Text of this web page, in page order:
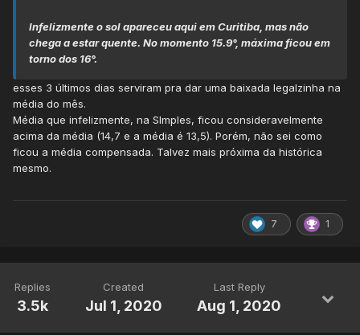
Infelizmente o sol apareceu aqui em Curitiba, mas não
chega a estar quente. No momento 15.9°, máxima ficou em
torno dos 16°.
esses 3 últimos dias serviram pra dar uma baixada legalzinha na
média do mês.
Média que infelizmente, na SImples, ficou consideravelmente
acima da média (14,7 e a média é 13,5). Porém, não sei como
ficou a média compensada. Talvez mais próxima da histórica
mesmo.
7 1
Replies
3.5k
Created
Jul 1, 2020
Last Reply
Aug 1, 2020